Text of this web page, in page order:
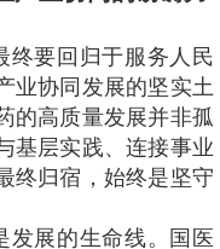
终要回归于服务人民
业协同发展的坚实土
的高质量发展并非孤
基层实践、连接事业
终归宿，始终是坚守
发展的生命线。国医